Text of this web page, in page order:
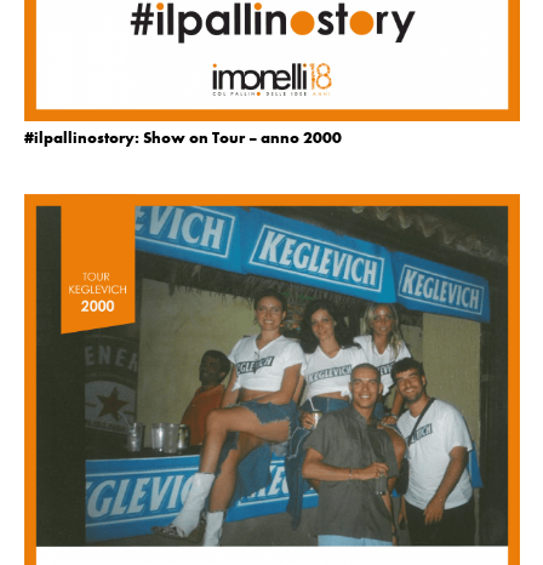
#ilpallinostory: Show on Tour – anno 2000